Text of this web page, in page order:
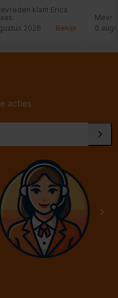
daar de spullen
klant Erica
2026
Bekijk
even
Mevr.
6
acties